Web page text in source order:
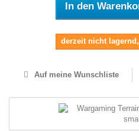
In den
derzeit nicht
Auf meine Wunschliste